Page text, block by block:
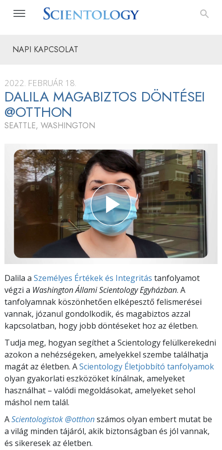
NAPI KAPCSOLAT
2022. FEBRUÁR 18.
DALILA MAGABIZTOS DÖNTÉSEI
@OTTHON
SEATTLE, WASHINGTON
Dalila a Személyes Értékek és Integritás tanfolyamot
végzi a Washington Állami Scientology Egyházban. A
tanfolyamnak köszönhetően elképesztő felismerései
vannak, józanul gondolkodik, és magabiztos azzal
kapcsolatban, hogy jobb döntéseket hoz az életben.
Tudja meg, hogyan segíthet a Scientology felülkerekedni
azokon a nehézségeken, amelyekkel szembe találhatja
magát az életben. AScientology Életjobbító tanfolyamok
olyan gyakorlati eszközöket kínálnak, amelyeket
használhat – valódi megoldásokat, amelyeket sehol
máshol nem talál.
AScientologistok @otthonszámos olyan embert mutat be
a világ minden tájáról, akik biztonságban és jól vannak,
és sikeresek az életben.